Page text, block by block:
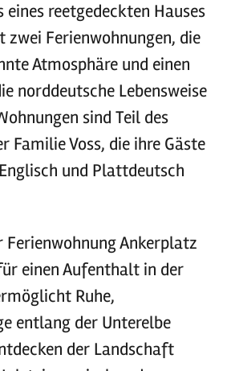
eines reetgedeckten Hauses
zwei Ferienwohnungen, die
Atmosphäre und einen
norddeutsche Lebensweise
sind Teil des
Familie Voss, die ihre Gäste
und Plattdeutsch
Ferienwohnung Ankerplatz
einen Aufenthalt in der
Ruhe,
entlang der Unterelbe
der Landschaft